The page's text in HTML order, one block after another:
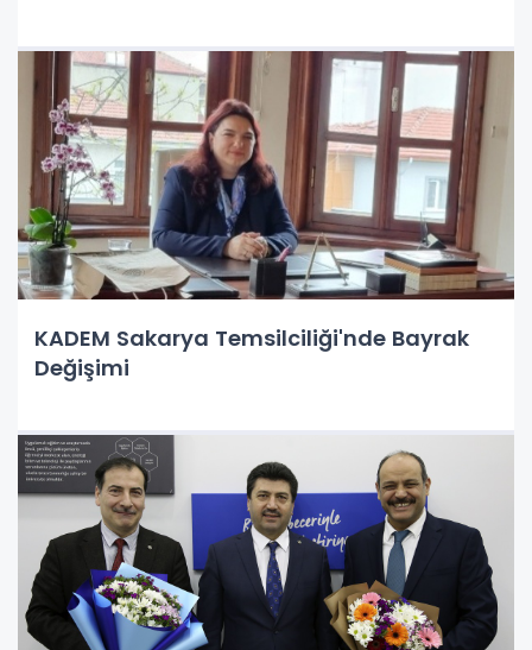
KADEM Sakarya Temsilciliği'nde Bayrak
Değişimi